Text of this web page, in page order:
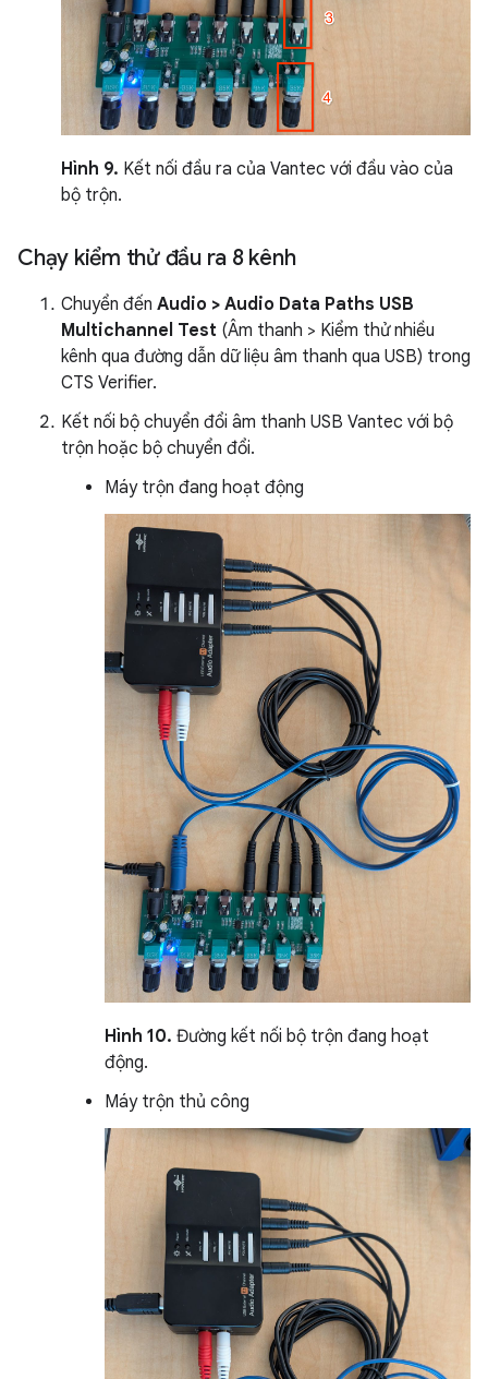
Hình 9. Kết nối đầu ra của Vantec với đầu vào của
bộ trộn.
Chạy kiểm thử đầu ra 8 kênh
Chuyển đến Audio > Audio Data Paths USB
Multichannel Test (Âm thanh > Kiểm thử nhiều
kênh qua đường dẫn dữ liệu âm thanh qua USB) trong
CTS Verifier.
Kết nối bộ chuyển đổi âm thanh USB Vantec với bộ
trộn hoặc bộ chuyển đổi.
Máy trộn đang hoạt động
Hình 10. Đường kết nối bộ trộn đang hoạt
động.
Máy trộn thủ công